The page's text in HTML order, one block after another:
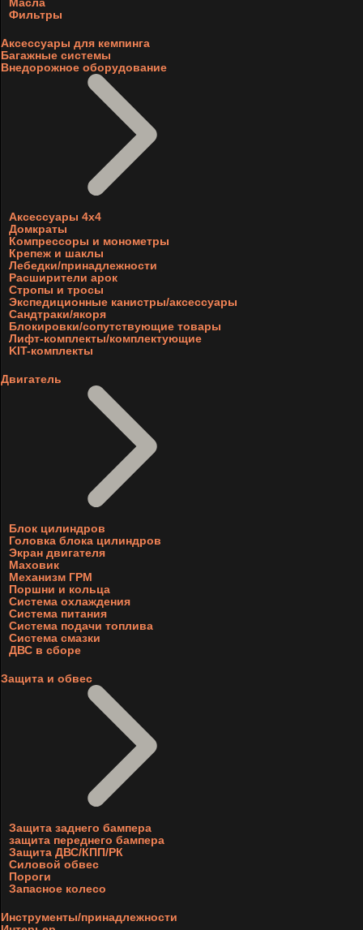
Фильтры
Аксессуары для кемпинга
Багажные системы
Внедорожное оборудование
Аксессуары 4х4
Домкраты
Компрессоры и монометры
Крепеж и шаклы
Лебедки/принадлежности
Расширители арок
Стропы и тросы
Экспедиционные канистры/аксессуары
Сандтраки/якоря
Блокировки/сопутствующие товары
Лифт-комплекты/комплектующие
KIT-комплекты
Двигатель
Блок цилиндров
Головка блока цилиндров
Экран двигателя
Маховик
Механизм ГРМ
Поршни и кольца
Система охлаждения
Система питания
Система подачи топлива
Система смазки
ДВС в сборе
Защита и обвес
Защита заднего бампера
защита переднего бампера
Защита ДВС/КПП/РК
Силовой обвес
Пороги
Запасное колесо
Инструменты/принадлежности